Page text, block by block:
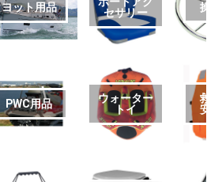
ヨット用品
セサリー
操
PWC用品
ウォーター
トイ
救
安